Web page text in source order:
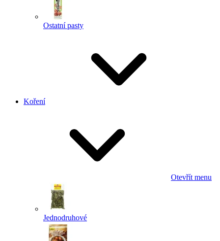
Ostatní pasty
Koření
Otevřít menu
Jednodruhové